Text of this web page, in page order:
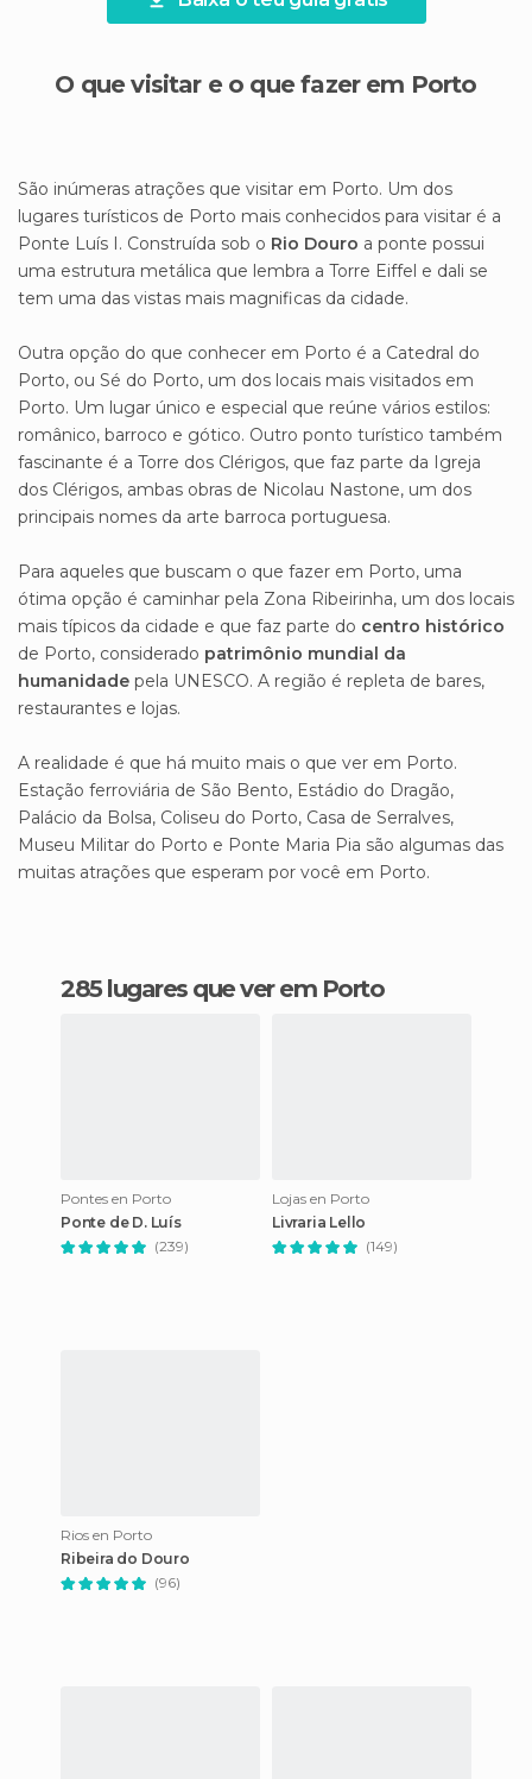
O que visitar e o que fazer em Porto
São inúmeras atrações que visitar em Porto. Um dos
lugares turísticos de Porto mais conhecidos para visitar é a
Ponte Luís I. Construída sob o Rio Douro a ponte possui
uma estrutura metálica que lembra a Torre Eiffel e dali se
tem uma das vistas mais magnificas da cidade.
Outra opção do que conhecer em Porto é a Catedral do
Porto, ou Sé do Porto, um dos locais mais visitados em
Porto. Um lugar único e especial que reúne vários estilos:
românico, barroco e gótico. Outro ponto turístico também
fascinante é a Torre dos Clérigos, que faz parte da Igreja
dos Clérigos, ambas obras de Nicolau Nastone, um dos
principais nomes da arte barroca portuguesa.
Para aqueles que buscam o que fazer em Porto, uma
ótima opção é caminhar pela Zona Ribeirinha, um dos locais
mais típicos da cidade e que faz parte do centro histórico
de Porto, considerado patrimônio mundial da
humanidade pela UNESCO. A região é repleta de bares,
restaurantes e lojas.
A realidade é que há muito mais o que ver em Porto.
Estação ferroviária de São Bento, Estádio do Dragão,
Palácio da Bolsa, Coliseu do Porto, Casa de Serralves,
Museu Militar do Porto e Ponte Maria Pia são algumas das
muitas atrações que esperam por você em Porto.
285 lugares que ver em Porto
Pontes en Porto
Ponte de D. Luís
(239)
Lojas en Porto
Livraria Lello
(149)
Rios en Porto
Ribeira do Douro
(96)